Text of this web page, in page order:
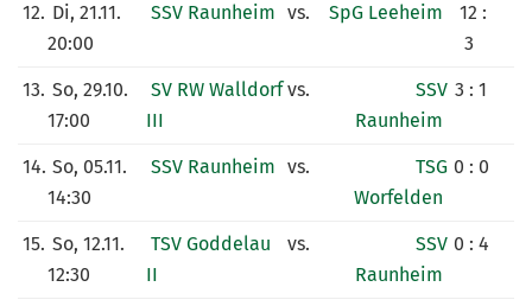
12. Di, 21.11.
20:00
SSV Raunheim vs. SpG Leeheim
12 :
3
13. So, 29.10.
17:00
SV RW Walldorf
III
vs.
SSV
Raunheim
3 : 1
14. So, 05.11.
14:30
SSV Raunheim vs.
TSG
Worfelden
0 : 0
15. So, 12.11.
12:30
TSV Goddelau
II
vs.
SSV
Raunheim
0 : 4